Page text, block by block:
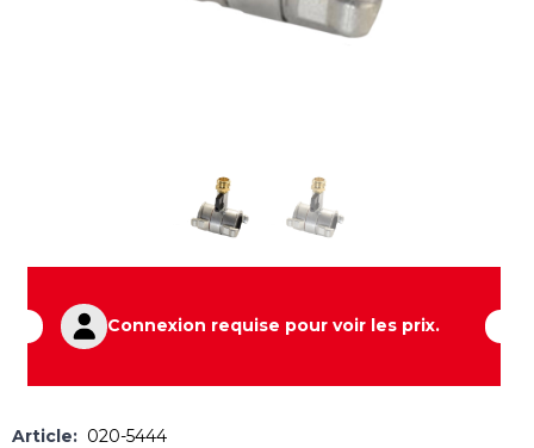
Connexion requise pour voir les prix.
Article: 020-5444